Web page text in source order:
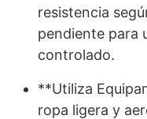
resistencia
pendiente para
controlado.
**Utiliza
ropa ligera y